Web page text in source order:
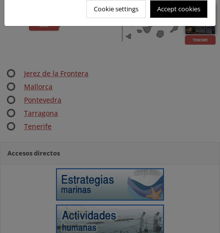
Jerez de la Frontera
Mallorca
Pontevedra
Tarragona
Tenerife
Accesos directos
Cookie settings Accept cookies